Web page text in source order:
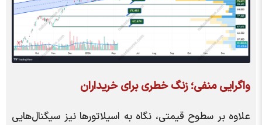
واگرایی منفی؛ زنگ خطری برای خریداران
علاوه بر سطوح قیمتی، نگاه به اسیلاتورها نیز سیگنال‌هایی